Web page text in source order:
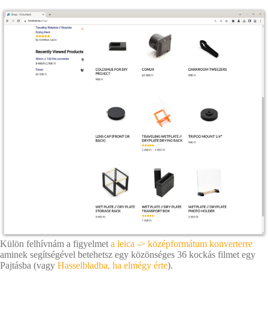
Külön felhívnám a figyelmet a leica -> középformátum konverterre
aminek segítségével betehetsz egy közönséges 36 kockás filmet egy
Pajtásba (vagy Hasselbladba, ha elmégy érte).